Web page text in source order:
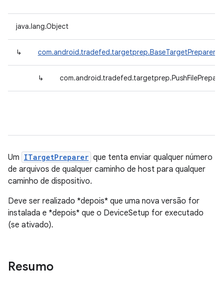
java.lang.Object
↳ com.android.tradefed.targetprep.BaseTargetPreparer
↳
Um ITargetPreparer que tenta enviar qualquer número
de arquivos de qualquer caminho de host para qualquer
caminho de dispositivo.
Deve ser realizado *depois* que uma nova versão for
instalada e *depois* que o DeviceSetup for executado
(se ativado).
Resumo